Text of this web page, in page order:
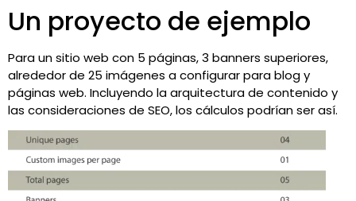
Un proyecto de ejemplo
Para un sitio web con 5 páginas, 3 banners superiores,
alrededor de 25 imágenes a configurar para blog y
páginas web. Incluyendo la arquitectura de contenido y
las consideraciones de SEO, los cálculos podrían ser así.